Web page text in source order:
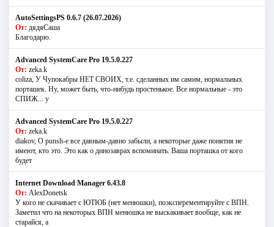
AutoSettingsPS 0.6.7 (26.07.2026)
От: дядяСаша
Благодарю.
Advanced SystemCare Pro 19.5.0.227
От: zeka.k
coliza, У Чупокабры НЕТ СВОИХ, т.е. сделанных им самим, нормальных
порташек. Ну, может быть, что-нибудь простенькое. Все нормальные - это
СПИЖ... у
Advanced SystemCare Pro 19.5.0.227
От: zeka.k
diakov, О punsh-е все давным-давно забыли, а некоторые даже понятия не
имеют, кто это. Это как о динозаврах вспоминать. Ваша порташка от кого
будет
Internet Download Manager 6.43.8
От: AlexDonetsk
У кого не скачивает с ЮТЮБ (нет менюшки), поэксперементируйте с ВПН.
Заметил что на некоторых ВПН менюшка не выскакивает вообще, как не
старайся, а